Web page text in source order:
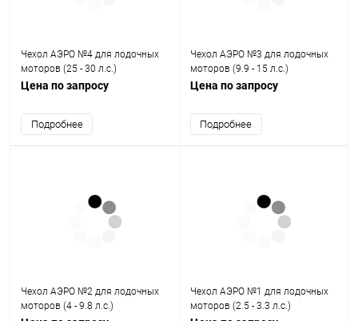
Чехол АЭРО №4 для лодочных
моторов (25 - 30 л.с.)
Цена по запросу
Подробнее
Чехол АЭРО №3 для лодочных
моторов (9.9 - 15 л.с.)
Цена по запросу
Подробнее
Чехол АЭРО №2 для лодочных
моторов (4 - 9.8 л.с.)
Чехол АЭРО №1 для лодочных
моторов (2.5 - 3.3 л.с.)